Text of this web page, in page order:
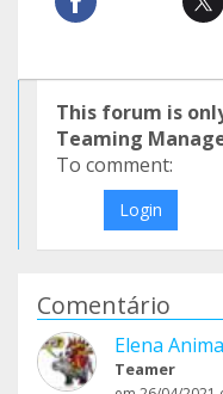
This forum is
Teaming
To comment:
Login
Comentário
Elena
Teamer